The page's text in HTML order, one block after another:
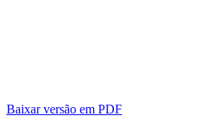
Baixar versão em PDF